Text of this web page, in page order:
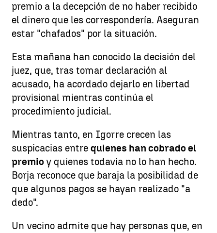
premio a la decepción de no haber recibido
el dinero que les correspondería. Aseguran
estar "chafados" por la situación.
Esta mañana han conocido la decisión del
juez, que, tras tomar declaración al
acusado, ha acordado dejarlo en libertad
provisional mientras continúa el
procedimiento judicial.
Mientras tanto, en Igorre crecen las
suspicacias entre quienes han cobrado el
premio y quienes todavía no lo han hecho.
Borja reconoce que baraja la posibilidad de
que algunos pagos se hayan realizado "a
dedo".
Un vecino admite que hay personas que, en